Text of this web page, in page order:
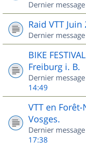
Dernier
Raid VTT Juin
Dernier
BIKE
Freiburg i. B.
Dernier
14:49
VTT en
Vosges.
Dernier
17:38